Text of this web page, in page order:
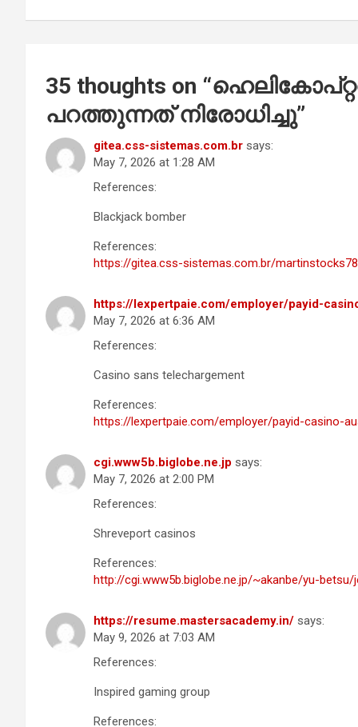
35 thoughts on “
പറത്തുന്നത് നിരോധിച്ചു”
gitea.css-sistemas.com.br says:
May 7, 2026 at 1:28 AM
References:
Blackjack bomber
References:
https://gitea.css-sistemas.com.br/martinstocks78
https://lexpertpaie.com/employer/payid-
May 7, 2026 at 6:36 AM
References:
Casino sans telechargement
References:
https://lexpertpaie.com/employer/payid-casino-
cgi.www5b.biglobe.ne.jp says:
May 7, 2026 at 2:00 PM
References:
Shreveport casinos
References:
http://cgi.www5b.biglobe.ne.jp/~akanbe/yu-
https://resume.mastersacademy.in/ says:
May 9, 2026 at 7:03 AM
References:
Inspired gaming group
References: